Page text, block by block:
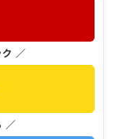
／
／